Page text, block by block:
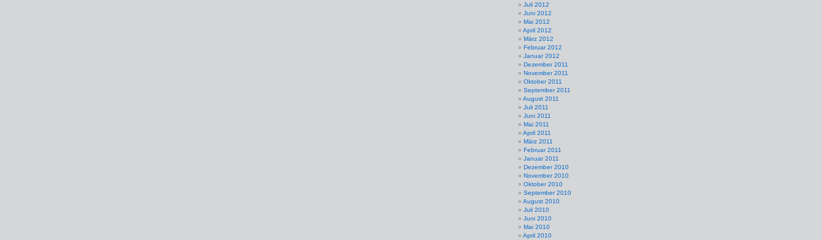
Juli 2012
Juni 2012
Mai 2012
April 2012
März 2012
Februar 2012
Januar 2012
Dezember 2011
November 2011
Oktober 2011
September 2011
August 2011
Juli 2011
Juni 2011
Mai 2011
April 2011
März 2011
Februar 2011
Januar 2011
Dezember 2010
November 2010
Oktober 2010
September 2010
August 2010
Juli 2010
Juni 2010
Mai 2010
April 2010